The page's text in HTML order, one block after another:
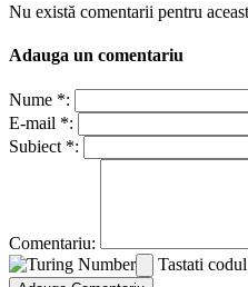
Nu există comentarii pentru
Adauga un comentariu
Nume *:
E-mail *:
Subiect *:
Comentariu:
Tastati